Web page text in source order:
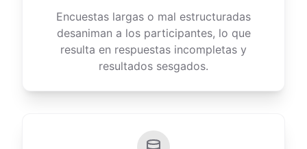
Encuestas largas o mal estructuradas
desaniman a los participantes, lo que
resulta en respuestas incompletas y
resultados sesgados.